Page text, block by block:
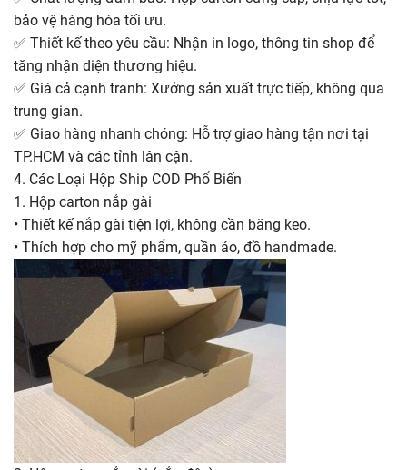
bảo vệ hàng hóa tối ưu.
✅ Thiết kế theo yêu cầu: Nhận in logo, thông tin shop để
tăng nhận diện thương hiệu.
✅ Giá cả cạnh tranh: Xưởng sản xuất trực tiếp, không qua
trung gian.
✅ Giao hàng nhanh chóng: Hỗ trợ giao hàng tận nơi tại
TP.HCM và các tỉnh lân cận.
4. Các Loại Hộp Ship COD Phổ Biến
1. Hộp carton nắp gài
• Thiết kế nắp gài tiện lợi, không cần băng keo.
• Thích hợp cho mỹ phẩm, quần áo, đồ handmade.